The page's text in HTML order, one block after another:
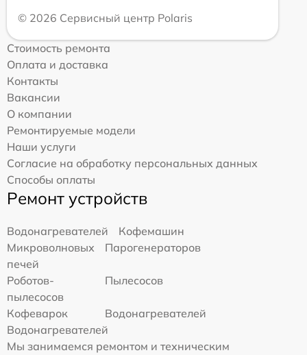
© 2026 Сервисный центр Polaris
Стоимость ремонта
Оплата и доставка
Контакты
Вакансии
О компании
Ремонтируемые модели
Наши услуги
Согласие на обработку персональных данных
Способы оплаты
Ремонт устройств
Водонагревателей
Кофемашин
Микроволновых
печей
Парогенераторов
Роботов-
пылесосов
Пылесосов
Кофеварок
Водонагревателей
Водонагревателей
Мы занимаемся ремонтом и техническим